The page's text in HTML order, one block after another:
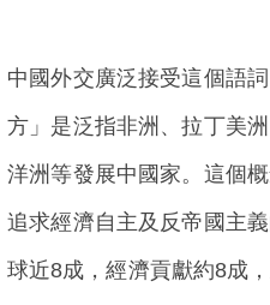
中國外交廣泛接受這個語
方」是泛指非洲、拉丁美
洋洲等發展中國家。這個
追求經濟自主及反帝國主
球近8成，經濟貢獻約8成